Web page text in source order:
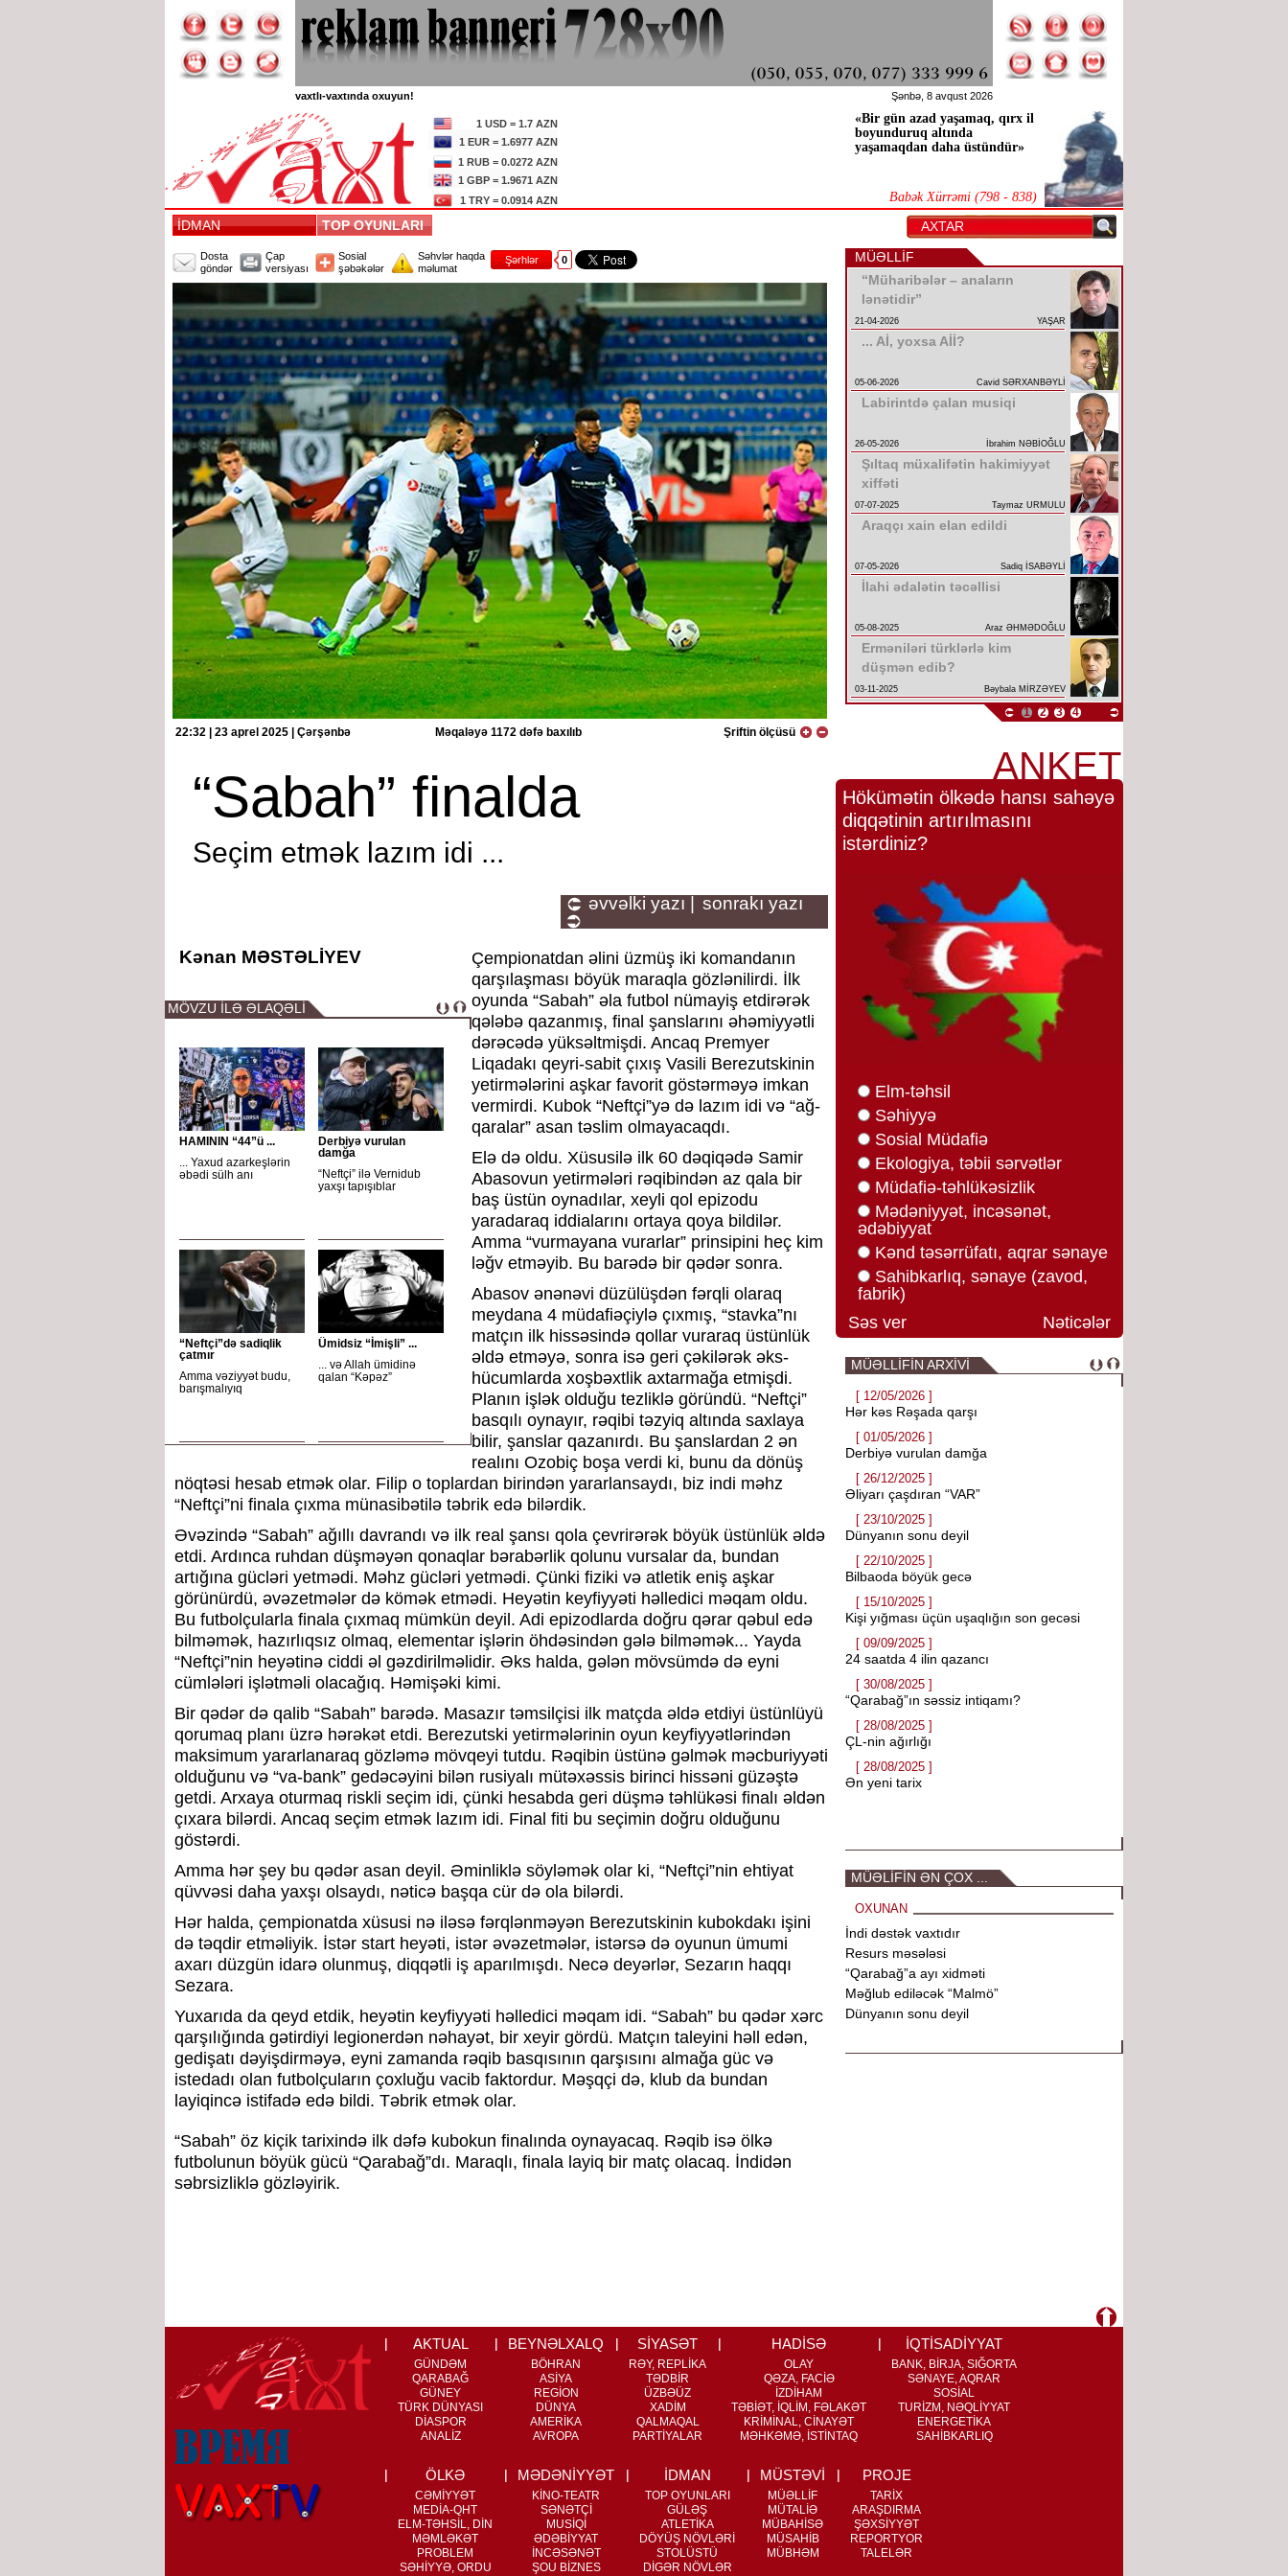
vaxtlı-vaxtında oxuyun! Şənbə, 8 avqust 2026
1 USD = 1.7 AZN
1 EUR = 1.6977 AZN
1 RUB = 0.0272 AZN
1 GBP = 1.9671 AZN
1 TRY = 0.0914 AZN
«Bir gün azad yaşamaq, qırx il
boyunduruq altında
yaşamaqdan daha üstündür»
Babək Xürrəmi (798 - 838)
İDMAN TOP OYUNLARI
Dosta
göndər
Çap
versiyası
Sosial
şəbəkələr
Səhvlər haqda
məlumat
Şərhlər 0
22:32 | 23 aprel 2025 | Çərşənbə Məqaləyə 1172 dəfə baxılıb Şriftin ölçüsü
“Sabah” finalda
Seçim etmək lazım idi ...
əvvəlki yazı | sonrakı yazı
Kənan MƏSTƏLİYEV
MÖVZU İLƏ ƏLAQƏLİ
HAMININ “44”ü ...
... Yaxud azarkeşlərin
əbədi sülh anı
Derbiyə vurulan
damğa
“Neftçi” ilə Vernidub
yaxşı tapışıblar
“Neftçi”də sadiqlik
çatmır
Amma vəziyyət budu,
barışmalıyıq
Ümidsiz “İmişli” ...
... və Allah ümidinə
qalan “Kəpəz”
Çempionatdan əlini üzmüş iki komandanın
qarşılaşması böyük maraqla gözlənilirdi. İlk
oyunda “Sabah” əla futbol nümayiş etdirərək
qələbə qazanmış, final şanslarını əhəmiyyətli
dərəcədə yüksəltmişdi. Ancaq Premyer
Liqadakı qeyri-sabit çıxış Vasili Berezutskinin
yetirmələrini aşkar favorit göstərməyə imkan
vermirdi. Kubok “Neftçi”yə də lazım idi və “ağ-
qaralar” asan təslim olmayacaqdı.
Elə də oldu. Xüsusilə ilk 60 dəqiqədə Samir
Abasovun yetirmələri rəqibindən az qala bir
baş üstün oynadılar, xeyli qol epizodu
yaradaraq iddialarını ortaya qoya bildilər.
Amma “vurmayana vurarlar” prinsipini heç kim
ləğv etməyib. Bu barədə bir qədər sonra.
Abasov ənənəvi düzülüşdən fərqli olaraq
meydana 4 müdafiəçiylə çıxmış, “stavka”nı
matçın ilk hissəsində qollar vuraraq üstünlük
əldə etməyə, sonra isə geri çəkilərək əks-
hücumlarda xoşbəxtlik axtarmağa etmişdi.
Planın işlək olduğu tezliklə göründü. “Neftçi”
basqılı oynayır, rəqibi təzyiq altında saxlaya
bilir, şanslar qazanırdı. Bu şanslardan 2 ən
realını Ozobiç boşa verdi ki, bunu da dönüş
nöqtəsi hesab etmək olar. Filip o toplardan birindən yararlansaydı, biz indi məhz
“Neftçi”ni finala çıxma münasibətilə təbrik edə bilərdik.
Əvəzində “Sabah” ağıllı davrandı və ilk real şansı qola çevrirərək böyük üstünlük əldə
etdi. Ardınca ruhdan düşməyən qonaqlar bərabərlik qolunu vursalar da, bundan
artığına gücləri yetmədi. Məhz gücləri yetmədi. Çünki fiziki və atletik eniş aşkar
görünürdü, əvəzetmələr də kömək etmədi. Heyətin keyfiyyəti həlledici məqam oldu.
Bu futbolçularla finala çıxmaq mümkün deyil. Adi epizodlarda doğru qərar qəbul edə
bilməmək, hazırlıqsız olmaq, elementar işlərin öhdəsindən gələ bilməmək... Yayda
“Neftçi”nin heyətinə ciddi əl gəzdirilməlidir. Əks halda, gələn mövsümdə də eyni
cümlələri işlətməli olacağıq. Həmişəki kimi.
Bir qədər də qalib “Sabah” barədə. Masazır təmsilçisi ilk matçda əldə etdiyi üstünlüyü
qorumaq planı üzrə hərəkət etdi. Berezutski yetirmələrinin oyun keyfiyyətlərindən
maksimum yararlanaraq gözləmə mövqeyi tutdu. Rəqibin üstünə gəlmək məcburiyyəti
olduğunu və “va-bank” gedəcəyini bilən rusiyalı mütəxəssis birinci hissəni güzəştə
getdi. Arxaya oturmaq riskli seçim idi, çünki hesabda geri düşmə təhlükəsi finalı əldən
çıxara bilərdi. Ancaq seçim etmək lazım idi. Final fiti bu seçimin doğru olduğunu
göstərdi.
Amma hər şey bu qədər asan deyil. Əminliklə söyləmək olar ki, “Neftçi”nin ehtiyat
qüvvəsi daha yaxşı olsaydı, nəticə başqa cür də ola bilərdi.
Hər halda, çempionatda xüsusi nə iləsə fərqlənməyən Berezutskinin kubokdakı işini
də təqdir etməliyik. İstər start heyəti, istər əvəzetmələr, istərsə də oyunun ümumi
axarı düzgün idarə olunmuş, diqqətli iş aparılmışdı. Necə deyərlər, Sezarın haqqı
Sezara.
Yuxarıda da qeyd etdik, heyətin keyfiyyəti həlledici məqam idi. “Sabah” bu qədər xərc
qarşılığında gətirdiyi legionerdən nəhayət, bir xeyir gördü. Matçın taleyini həll edən,
gedişatı dəyişdirməyə, eyni zamanda rəqib basqısının qarşısını almağa güc və
istedadı olan futbolçuların çoxluğu vacib faktordur. Məşqçi də, klub da bundan
layiqincə istifadə edə bildi. Təbrik etmək olar.
“Sabah” öz kiçik tarixində ilk dəfə kubokun finalında oynayacaq. Rəqib isə ölkə
futbolunun böyük gücü “Qarabağ”dı. Maraqlı, finala layiq bir matç olacaq. İndidən
səbrsizliklə gözləyirik.
MÜƏLLİF
“Müharibələr – anaların
lənətidir”
21-04-2026 YAŞAR
... Aİ, yoxsa Aİİ?
05-06-2026 Cavid SƏRXANBƏYLİ
Labirintdə çalan musiqi
26-05-2026 İbrahim NƏBİOĞLU
Şıltaq müxalifətin hakimiyyət
xiffəti
07-07-2025 Taymaz URMULU
Araqçı xain elan edildi
07-05-2026 Sadiq İSABƏYLİ
İlahi ədalətin təcəllisi
05-08-2025 Araz ƏHMƏDOĞLU
Erməniləri türklərlə kim
düşmən edib?
03-11-2025 Bəybala MİRZƏYEV
1 2 3 4
ANKET
Hökümətin ölkədə hansı sahəyə
diqqətinin artırılmasını
istərdiniz?
Elm-təhsil
Səhiyyə
Sosial Müdafiə
Ekologiya, təbii sərvətlər
Müdafiə-təhlükəsizlik
Mədəniyyət, incəsənət,
ədəbiyyat
Kənd təsərrüfatı, aqrar sənaye
Sahibkarlıq, sənaye (zavod,
fabrik)
Səs ver
Nəticələr
MÜƏLLİFİN ARXİVİ
[ 12/05/2026 ]
Hər kəs Rəşada qarşı
[ 01/05/2026 ]
Derbiyə vurulan damğa
[ 26/12/2025 ]
Əliyarı çaşdıran “VAR”
[ 23/10/2025 ]
Dünyanın sonu deyil
[ 22/10/2025 ]
Bilbaoda böyük gecə
[ 15/10/2025 ]
Kişi yığması üçün uşaqlığın son gecəsi
[ 09/09/2025 ]
24 saatda 4 ilin qazancı
[ 30/08/2025 ]
“Qarabağ”ın səssiz intiqamı?
[ 28/08/2025 ]
ÇL-nin ağırlığı
[ 28/08/2025 ]
Ən yeni tarix
MÜƏLİFİN ƏN ÇOX ...
OXUNAN
İndi dəstək vaxtıdır
Resurs məsələsi
“Qarabağ”a ayı xidməti
Məğlub ediləcək “Malmö”
Dünyanın sonu deyil
AKTUAL
GÜNDƏM
QARABAĞ
GÜNEY
TÜRK DÜNYASI
DİASPOR
ANALİZ
BEYNƏLXALQ
BÖHRAN
ASİYA
REGİON
DÜNYA
AMERİKA
AVROPA
SİYASƏT
RƏY, REPLİKA
TƏDBİR
ÜZBƏÜZ
XADİM
QALMAQAL
PARTİYALAR
HADİSƏ
OLAY
QƏZA, FACİƏ
İZDİHAM
TƏBİƏT, İQLİM, FƏLAKƏT
KRİMİNAL, CİNAYƏT
MƏHKƏMƏ, İSTİNTAQ
İQTİSADİYYAT
BANK, BİRJA, SIĞORTA
SƏNAYE, AQRAR
SOSİAL
TURİZM, NƏQLİYYAT
ENERGETİKA
SAHİBKARLIQ
ÖLKƏ
CƏMİYYƏT
MEDİA-QHT
ELM-TƏHSİL, DİN
MƏMLƏKƏT
PROBLEM
SƏHİYYƏ, ORDU
MƏDƏNİYYƏT
KİNO-TEATR
SƏNƏTÇİ
MUSİQİ
ƏDƏBİYYAT
İNCƏSƏNƏT
ŞOU BİZNES
İDMAN
TOP OYUNLARI
GÜLƏŞ
ATLETİKA
DÖYÜŞ NÖVLƏRİ
STOLÜSTÜ
DİGƏR NÖVLƏR
MÜSTƏVİ
MÜƏLLİF
MÜTALİƏ
MÜBAHİSƏ
MÜSAHİB
MÜBHƏM
PROJE
TARİX
ARAŞDIRMA
ŞƏXSİYYƏT
REPORTYOR
TALELƏR